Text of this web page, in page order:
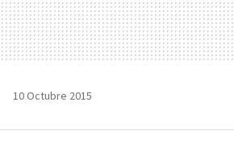
10 Octubre 2015